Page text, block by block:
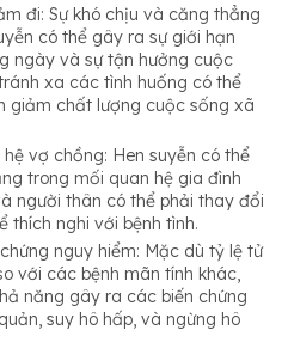
đi: Sự khó chịu và căng thẳng
có thể gây ra sự giới hạn
ngày và sự tận hưởng cuộc
xa các tình huống có thể
giảm chất lượng cuộc sống xã
vợ chồng: Hen suyễn có thể
trong mối quan hệ gia đình
người thân có thể phải thay đổi
thích nghi với bệnh tình.
nguy hiểm: Mặc dù tỷ lệ tử
với các bệnh mãn tính khác,
năng gây ra các biến chứng
suy hô hấp, và ngừng hô